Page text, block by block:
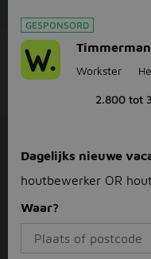
GESPONSORD
Timmerman
Workster
2.800 tot
Dagelijks nieuwe
houtbewerker OR
Waar?